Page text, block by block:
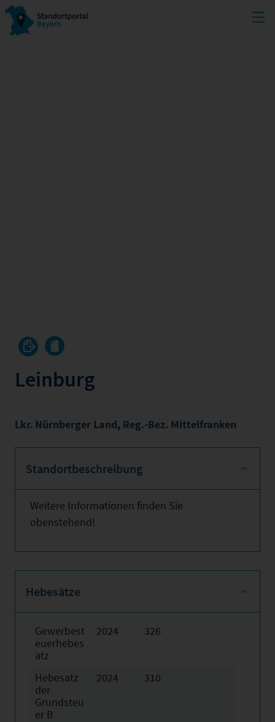
Leinburg
Lkr. Nürnberger Land, Reg.-Bez. Mittelfranken
Standortbeschreibung
Weitere Informationen finden Sie
obenstehend!
Hebesätze
Gewerbest
euerhebes
atz
2024 326
Hebesatz
der
Grundsteu
er B
2024 310